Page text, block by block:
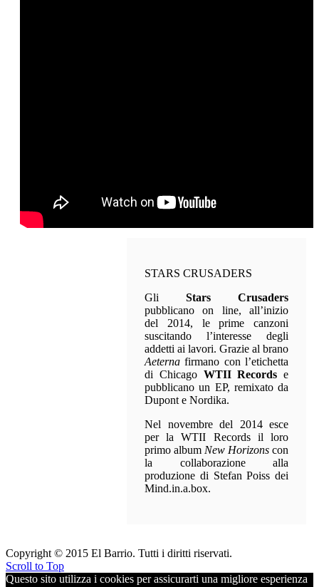
STARS CRUSADERS
Gli Stars Crusaders
pubblicano on line, all’inizio
del 2014, le prime canzoni
suscitando l’interesse degli
addetti ai lavori. Grazie al brano
Aeterna firmano con l’etichetta
di Chicago WTII Records e
pubblicano un EP, remixato da
Dupont e Nordika.
Nel novembre del 2014 esce
per la WTII Records il loro
primo album New Horizons con
la collaborazione alla
produzione di Stefan Poiss dei
Mind.in.a.box.
Copyright © 2015 El Barrio. Tutti i diritti riservati.
Scroll to Top
Questo sito utilizza i cookies per assicurarti una migliore esperienza